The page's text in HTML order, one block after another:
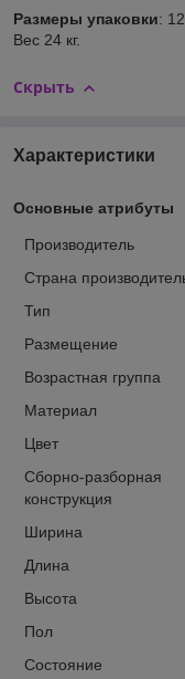
Размеры упаковки:
Вес 24 кг.
Скрыть
Характеристики
Основные атрибуты
Производитель
Страна
Тип
Размещение
Возрастная группа
Материал
Цвет
Сборно-разборная
конструкция
Ширина
Длина
Высота
Пол
Состояние